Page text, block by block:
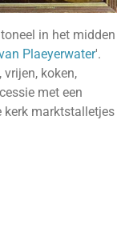
in het midden
Plaeyerwater'.
vrijen, koken,
met een
kerk marktstalletjes